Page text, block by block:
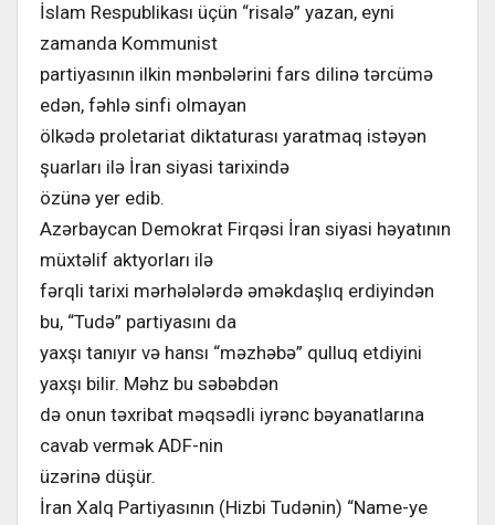
İslam Respublikası üçün “risalə” yazan, eyni
zamanda Kommunist
partiyasının ilkin mənbələrini fars dilinə tərcümə
edən, fəhlə sinfi olmayan
ölkədə proletariat diktaturası yaratmaq istəyən
şuarları ilə İran siyasi tarixində
özünə yer edib.
Azərbaycan Demokrat Firqəsi İran siyasi həyatının
müxtəlif aktyorları ilə
fərqli tarixi mərhələlərdə əməkdaşlıq erdiyindən
bu, “Tudə” partiyasını da
yaxşı tanıyır və hansı “məzhəbə” qulluq etdiyini
yaxşı bilir. Məhz bu səbəbdən
də onun təxribat məqsədli iyrənc bəyanatlarına
cavab vermək ADF-nin
üzərinə düşür.
İran Xalq Partiyasının (Hizbi Tudənin) “Name-ye